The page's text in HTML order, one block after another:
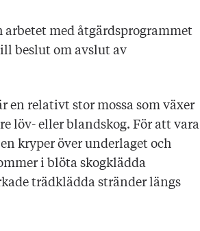
arbetet med åtgärdsprogrammet
beslut om avslut av
en relativt stor mossa som växer
löv- eller blandskog. För att vara
kryper över underlaget och
i blöta skogklädda
trädklädda stränder längs